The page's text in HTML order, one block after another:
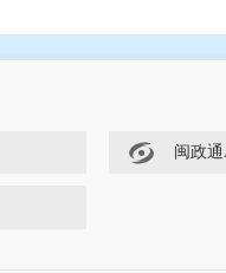
业务系统互联互通，形
组成部分，对外提供一
限”目标，平台在技术
闽政